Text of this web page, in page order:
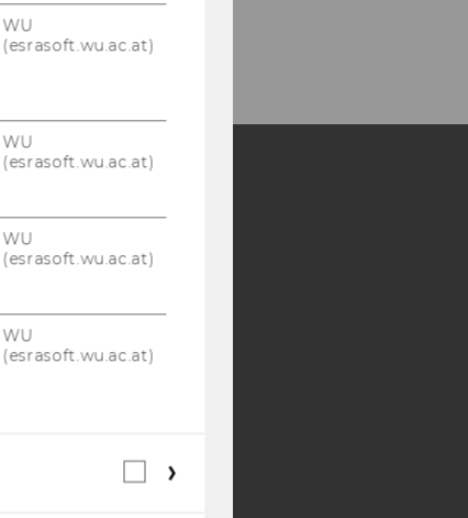
WU
(esrasoft.wu.ac.at)
WU
(esrasoft.wu.ac.at)
WU
(esrasoft.wu.ac.at)
WU
(esrasoft.wu.ac.at)
Webstatistik